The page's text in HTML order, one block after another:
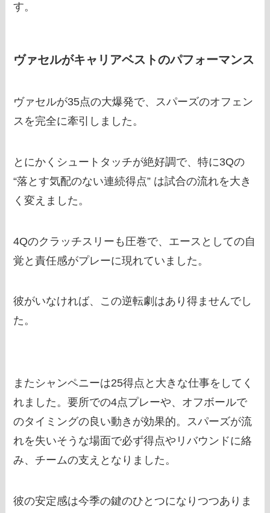
す。
ヴァセルがキャリアベストのパフォーマンス
ヴァセルが35点の大爆発で、スパーズのオフェン
スを完全に牽引しました。
とにかくシュートタッチが絶好調で、特に3Qの
“落とす気配のない連続得点” は試合の流れを大き
く変えました。
4Qのクラッチスリーも圧巻で、エースとしての自
覚と責任感がプレーに現れていました。
彼がいなければ、この逆転劇はあり得ませんでし
た。
またシャンペニーは25得点と大きな仕事をしてく
れました。要所での4点プレーや、オフボールで
のタイミングの良い動きが効果的。スパーズが流
れを失いそうな場面で必ず得点やリバウンドに絡
み、チームの支えとなりました。
彼の安定感は今季の鍵のひとつになりつつありま